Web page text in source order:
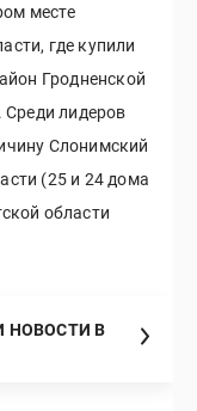
месте
где купили
Гродненской
Среди лидеров
Слонимский
(25 и 24 дома
области
НОВОСТИ В